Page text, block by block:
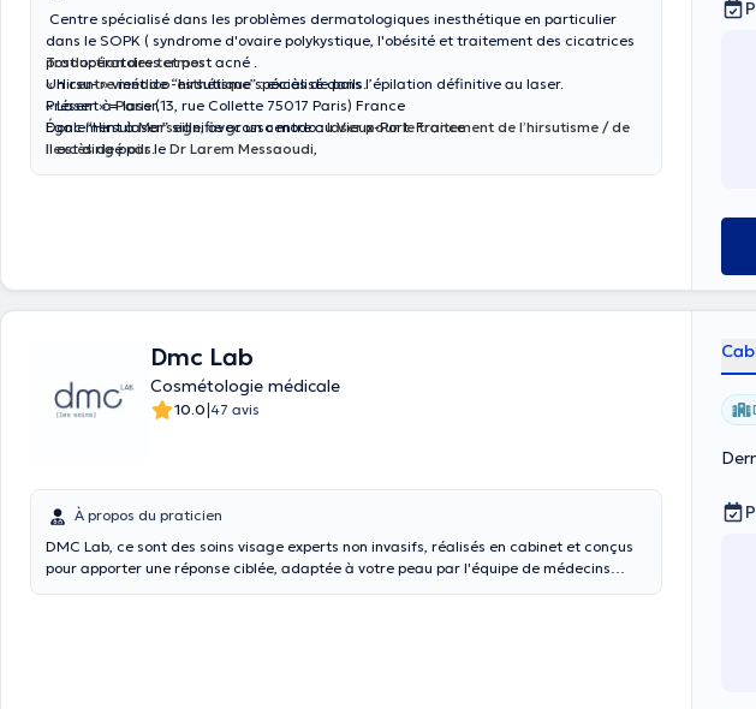
Centre spécialisé dans les problèmes dermatologiques inesthétique en particulier
dans le SOPK ( syndrome d'ovaire polykystique, l'obésité et traitement des cicatrices
post opératoires et post acné .
Uncentre médico-esthétiquespécialisé dans l’épilation définitive au laser.
Présent àParis(13, rue Collette 75017 Paris) France
Également àMarseille, avec un centre au Vieux-Port. France
Il est dirigé par le Dr Larem Messaoudi,
Traduction des termes :
« Hirsu- » vient de “hirsutisme” : excès de poils.
« Laser » = laser.
Donc “Hirsulaser” signifie grosso modo :laser pour le traitement de l’hirsutisme / de
l’excès de poils.
Dmc Lab
Cosmétologie médicale
10.0|47 avis
À propos du praticien
DMC Lab, ce sont des soins visage experts non invasifs, réalisés en cabinet et conçus
pour apporter une réponse ciblée, adaptée à votre peau par l'équipe de médecins